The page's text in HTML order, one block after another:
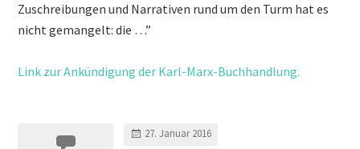
Zuschreibungen und Narrativen rund um den Turm hat es
nicht gemangelt: die …”
Link zur Ankündigung der Karl-Marx-Buchhandlung.
27. Januar 2016